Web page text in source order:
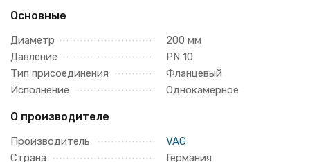
Основные
Диаметр
200 мм
Давление
PN 10
Тип присоединения
Фланцевый
Исполнение
Однокамерное
О производителе
Производитель
VAG
Страна
Германия